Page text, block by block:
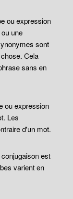
ou expression
une
sont
Cela
sans en
ou expression
Les
d'un mot.
est
varient en